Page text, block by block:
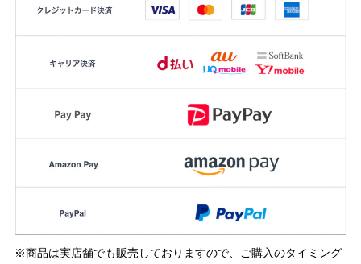
※商品は実店舗でも販売しておりますので、ご購入のタイミング